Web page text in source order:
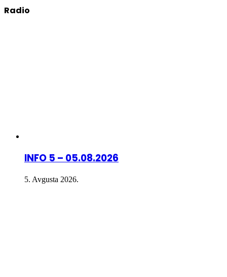
Radio
INFO 5 – 05.08.2026
5. Avgusta 2026.